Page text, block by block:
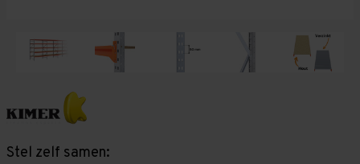
Stel zelf samen: